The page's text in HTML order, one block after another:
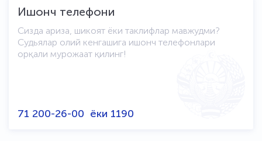
Ишонч телефони
Сизда ариза, шикоят ёки таклифлар мавжудми?
Судьялар олий кенгашига ишонч телефонлари
орқали мурожаат қилинг!
71 200-26-00 ёки 1190